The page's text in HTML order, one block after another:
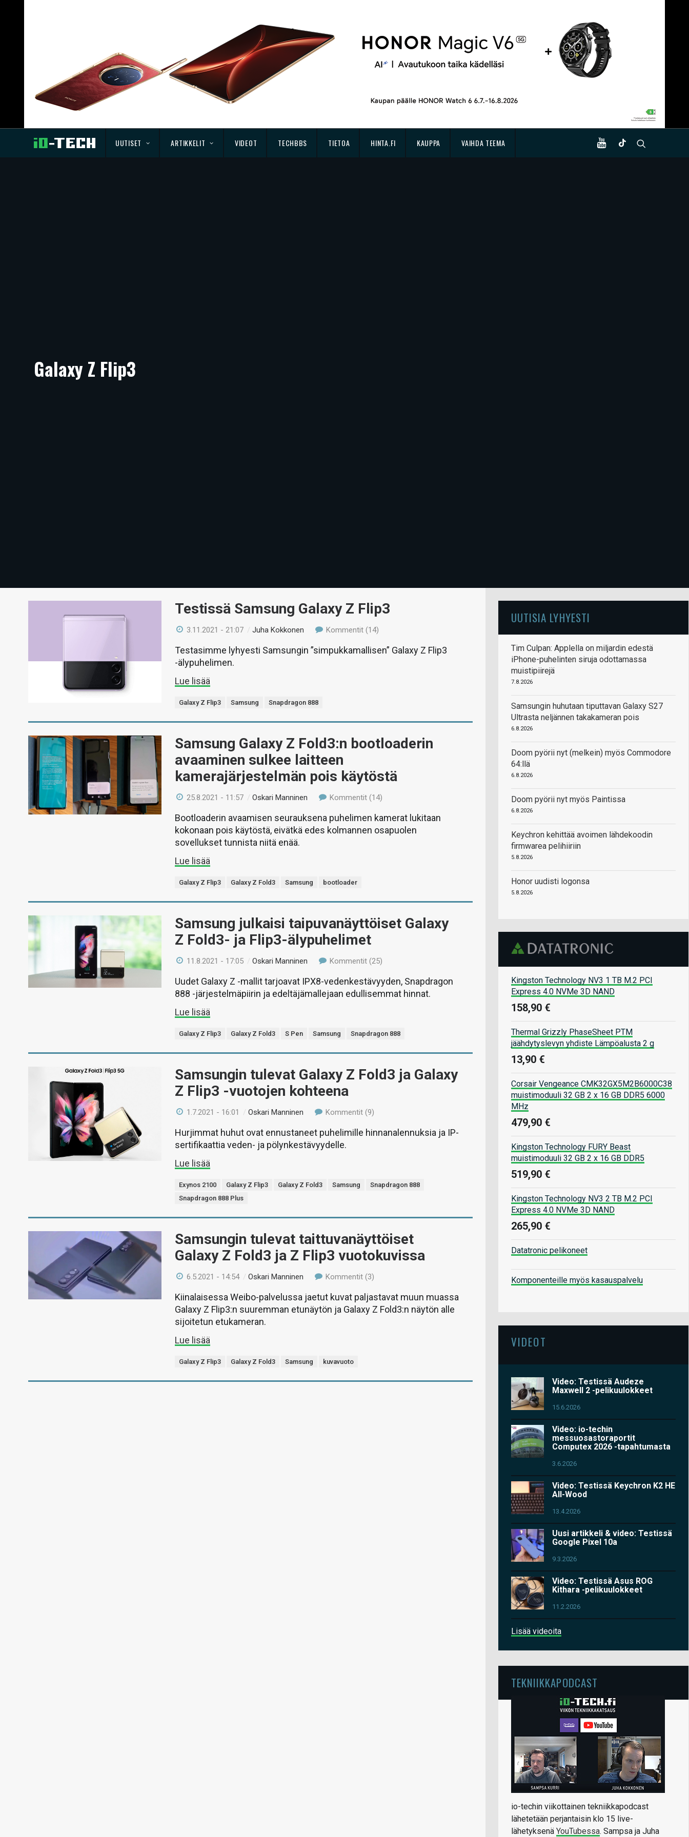
UUTISET ARTIKKELIT VIDEOT TECHBBS TIETOA HINTA.FI KAUPPA VAIHDA TEEMA
Galaxy Z Flip3
Testissä Samsung Galaxy Z Flip3
3.11.2021 - 21:07 /Juha Kokkonen Kommentit (14)
Testasimme lyhyesti Samsungin ”simpukkamallisen” Galaxy Z Flip3
-älypuhelimen.
Lue lisää
Galaxy Z Flip3 Samsung Snapdragon 888
Samsung Galaxy Z Fold3:n bootloaderin
avaaminen sulkee laitteen
kamerajärjestelmän pois käytöstä
25.8.2021 - 11:57 /Oskari Manninen Kommentit (14)
Bootloaderin avaamisen seurauksena puhelimen kamerat lukitaan
kokonaan pois käytöstä, eivätkä edes kolmannen osapuolen
sovellukset tunnista niitä enää.
Lue lisää
Galaxy Z Flip3 Galaxy Z Fold3 Samsung bootloader
Samsung julkaisi taipuvanäyttöiset Galaxy
Z Fold3- ja Flip3-älypuhelimet
11.8.2021 - 17:05 /Oskari Manninen Kommentit (25)
Uudet Galaxy Z -mallit tarjoavat IPX8-vedenkestävyyden, Snapdragon
888 -järjestelmäpiirin ja edeltäjämallejaan edullisemmat hinnat.
Lue lisää
Galaxy Z Flip3 Galaxy Z Fold3 S Pen Samsung Snapdragon 888
Samsungin tulevat Galaxy Z Fold3 ja Galaxy
Z Flip3 -vuotojen kohteena
1.7.2021 - 16:01 /Oskari Manninen Kommentit (9)
Hurjimmat huhut ovat ennustaneet puhelimille hinnanalennuksia ja IP-
sertifikaattia veden- ja pölynkestävyydelle.
Lue lisää
Exynos 2100 Galaxy Z Flip3 Galaxy Z Fold3 Samsung
Snapdragon 888
Snapdragon 888 Plus
Samsungin tulevat taittuvanäyttöiset
Galaxy Z Fold3 ja Z Flip3 vuotokuvissa
6.5.2021 - 14:54 /Oskari Manninen Kommentit (3)
Kiinalaisessa Weibo-palvelussa jaetut kuvat paljastavat muun muassa
Galaxy Z Flip3:n suuremman etunäytön ja Galaxy Z Fold3:n näytön alle
sijoitetun etukameran.
Lue lisää
Galaxy Z Flip3 Galaxy Z Fold3 Samsung kuvavuoto
UUTISIA LYHYESTI
Tim Culpan: Applella on miljardin edestä
iPhone-puhelinten siruja odottamassa
muistipiirejä
7.8.2026
Samsungin huhutaan tiputtavan Galaxy S27
Ultrasta neljännen takakameran pois
6.8.2026
Doom pyörii nyt (melkein) myös Commodore
64:llä
6.8.2026
Doom pyörii nyt myös Paintissa
6.8.2026
Keychron kehittää avoimen lähdekoodin
firmwarea pelihiiriin
5.8.2026
Honor uudisti logonsa
5.8.2026
Kingston Technology NV3 1 TB M.2 PCI
Express 4.0 NVMe 3D NAND
158,90 €
Thermal Grizzly PhaseSheet PTM
jäähdytyslevyn yhdiste Lämpöalusta 2 g
13,90 €
Corsair Vengeance CMK32GX5M2B6000C38
muistimoduuli 32 GB 2 x 16 GB DDR5 6000
MHz
479,90 €
Kingston Technology FURY Beast
muistimoduuli 32 GB 2 x 16 GB DDR5
519,90 €
Kingston Technology NV3 2 TB M.2 PCI
Express 4.0 NVMe 3D NAND
265,90 €
Datatronic pelikoneet
Komponenteille myös kasauspalvelu
VIDEOT
Video: Testissä Audeze
Maxwell 2 -pelikuulokkeet
15.6.2026
Video: io-techin
messuosastoraportit
Computex 2026 -tapahtumasta
3.6.2026
Video: Testissä Keychron K2 HE
All-Wood
13.4.2026
Uusi artikkeli & video: Testissä
Google Pixel 10a
9.3.2026
Video: Testissä Asus ROG
Kithara -pelikuulokkeet
11.2.2026
Lisää videoita
TEKNIIKKAPODCAST
io-techin viikottainen tekniikkapodcast
lähetetään perjantaisin klo 15 live-
lähetyksenä YouTubessa. Sampsa ja Juha